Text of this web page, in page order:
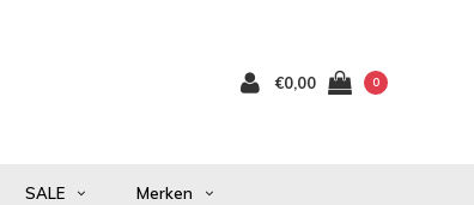
€0,00 0
SALE Merken